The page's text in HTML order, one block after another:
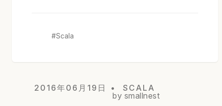
Scala
2016年06月19日
SCALA
by smallnest